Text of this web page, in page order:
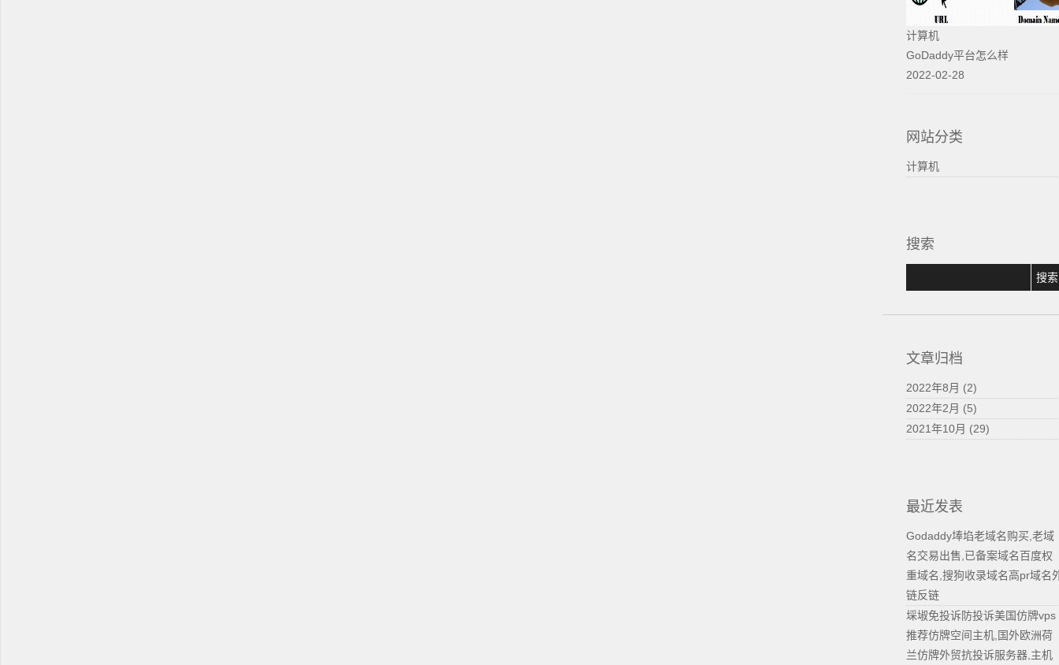
计算机
GoDaddy平台怎么样
2022-02-28
网站分类
计算机
搜索
文章归档
2022年8月 (2)
2022年2月 (5)
2021年10月 (29)
最近发表
Godaddy埲埳老域名购买,老域
名交易出售,已备案域名百度权
重域名,搜狗收录域名高pr域名
链反链
埰埱免投诉防投诉美国仿牌vps
推荐仿牌空间主机,国外欧洲荷
兰仿牌外贸抗投诉服务器,主机